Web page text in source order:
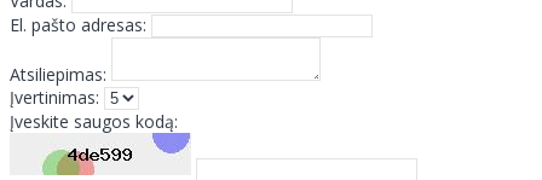
El. pašto adresas:
Atsiliepimas:
Įvertinimas:
Įveskite saugos kodą: